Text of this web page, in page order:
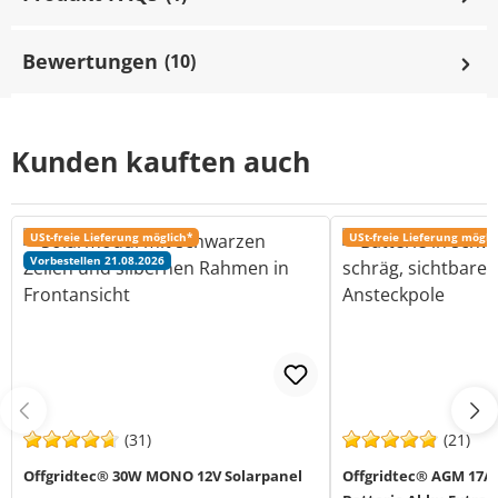
Bewertungen (10)
Kunden kauften auch
USt-freie Lieferung möglich*
Vorbestellen 21.08.2026
(31)
Offgridtec® 30W MONO 12V Solarpanel
USt-freie Lieferung
(21)
Offgridtec® AGM